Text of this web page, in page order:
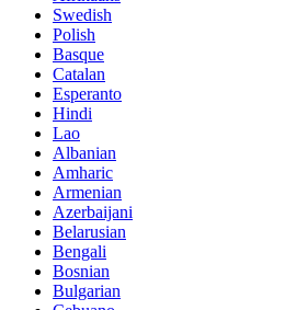
Swedish
Polish
Basque
Catalan
Esperanto
Hindi
Lao
Albanian
Amharic
Armenian
Azerbaijani
Belarusian
Bengali
Bosnian
Bulgarian